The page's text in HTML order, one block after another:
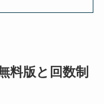
料版と回数制